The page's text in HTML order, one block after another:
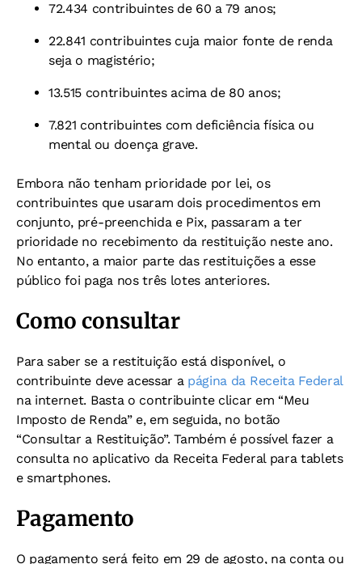
72.434 contribuintes de 60 a 79 anos;
22.841 contribuintes cuja maior fonte de renda
seja o magistério;
13.515 contribuintes acima de 80 anos;
7.821 contribuintes com deficiência física ou
mental ou doença grave.
Embora não tenham prioridade por lei, os
contribuintes que usaram dois procedimentos em
conjunto, pré-preenchida e Pix, passaram a ter
prioridade no recebimento da restituição neste ano.
No entanto, a maior parte das restituições a esse
público foi paga nos três lotes anteriores.
Como consultar
Para saber se a restituição está disponível, o
contribuinte deve acessar a página da Receita Federal
na internet. Basta o contribuinte clicar em “Meu
Imposto de Renda” e, em seguida, no botão
“Consultar a Restituição”. Também é possível fazer a
consulta no aplicativo da Receita Federal para tablets
e smartphones.
Pagamento
O pagamento será feito em 29 de agosto, na conta ou